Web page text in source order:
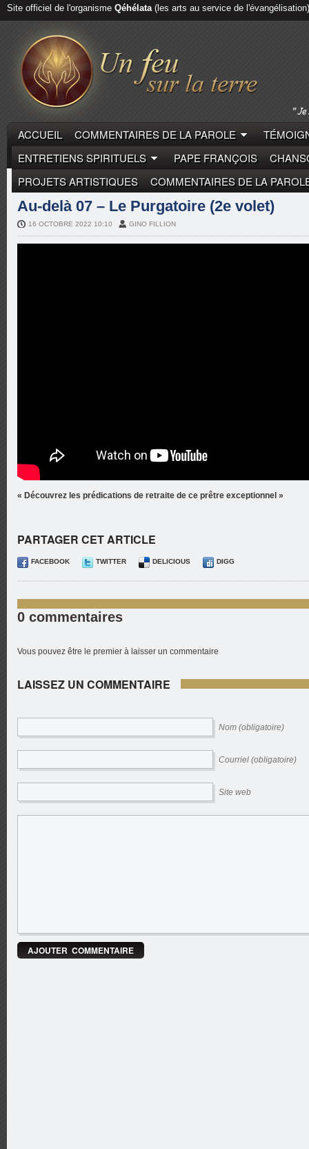
Site officiel de l'organisme Qéhélata(les arts au service de l'évangélisation)
ACCUEIL COMMENTAIRES DE LA PAROLE
ENTRETIENS SPIRITUELS
PAPE FRANÇOIS
PROJETS ARTISTIQUES
COMMENTAIRES DE LA
ENTRETIENS SPIRITUELS PÈRE JOËL GUIBERT
Au-delà 07 – Le Purgatoire (2e volet)
16 OCTOBRE 2022 10:10 GINO FILLION
« Découvrez les prédications de retraite de ce prêtre exceptionnel »
PARTAGER CET ARTICLE
FACEBOOK TWITTER DELICIOUS DIGG
0 commentaires
Vous pouvez être le premier à laisser un commentaire
LAISSEZ UN COMMENTAIRE
Nom (obligatoire)
Courriel (obligatoire)
Site web